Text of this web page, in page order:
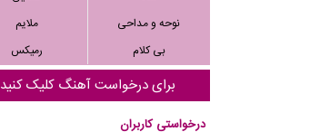
نوحه و مداحی
ملایم
بی کلام
رمیکس
برای درخواست آهنگ کلیک کنید
درخواستی کاربران